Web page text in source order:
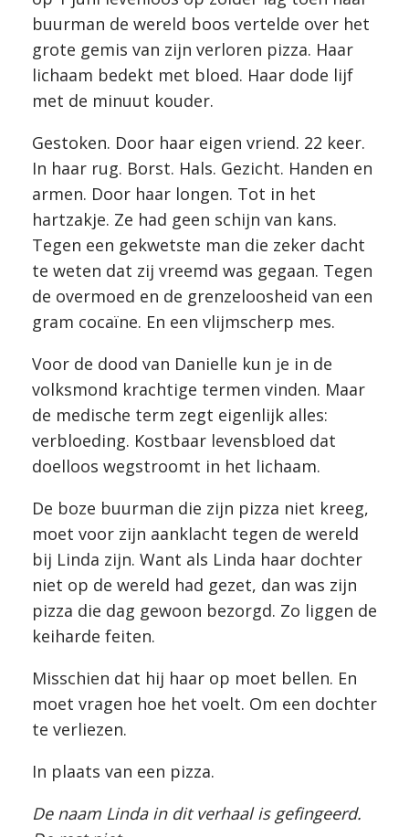
buurman de wereld boos vertelde over het
grote gemis van zijn verloren pizza. Haar
lichaam bedekt met bloed. Haar dode lijf
met de minuut kouder.
Gestoken. Door haar eigen vriend. 22 keer.
In haar rug. Borst. Hals. Gezicht. Handen en
armen. Door haar longen. Tot in het
hartzakje. Ze had geen schijn van kans.
Tegen een gekwetste man die zeker dacht
te weten dat zij vreemd was gegaan. Tegen
de overmoed en de grenzeloosheid van een
gram cocaïne. En een vlijmscherp mes.
Voor de dood van Danielle kun je in de
volksmond krachtige termen vinden. Maar
de medische term zegt eigenlijk alles:
verbloeding. Kostbaar levensbloed dat
doelloos wegstroomt in het lichaam.
De boze buurman die zijn pizza niet kreeg,
moet voor zijn aanklacht tegen de wereld
bij Linda zijn. Want als Linda haar dochter
niet op de wereld had gezet, dan was zijn
pizza die dag gewoon bezorgd. Zo liggen de
keiharde feiten.
Misschien dat hij haar op moet bellen. En
moet vragen hoe het voelt. Om een dochter
te verliezen.
In plaats van een pizza.
De naam Linda in dit verhaal is gefingeerd.